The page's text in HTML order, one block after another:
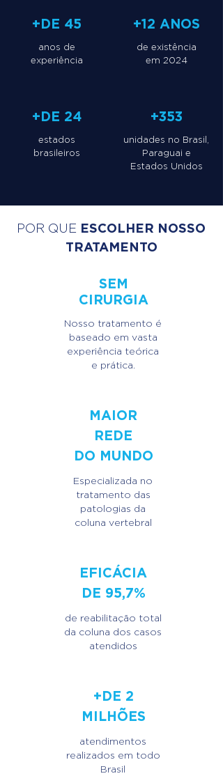
+DE 45
anos de
experiência
+DE 24
estados
brasileiros
+12 ANOS
de existência
em 2024
+353
unidades no Brasil,
Paraguai e
Estados Unidos
POR QUE ESCOLHER NOSSO
TRATAMENTO
SEM
CIRURGIA
Nosso tratamento é
baseado em vasta
experiência teórica
e prática.
MAIOR
REDE
DO MUNDO
Especializada no
tratamento das
patologias da
coluna vertebral
EFICÁCIA
DE 95,7%
de reabilitação total
da coluna dos casos
atendidos
+DE 2
MILHÕES
atendimentos
realizados em todo
Brasil